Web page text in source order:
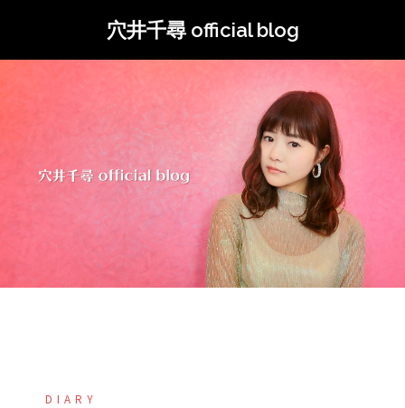
テ
穴井千尋 official blog
DIARY